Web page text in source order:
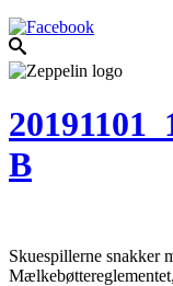
B
Skuespillerne snakker